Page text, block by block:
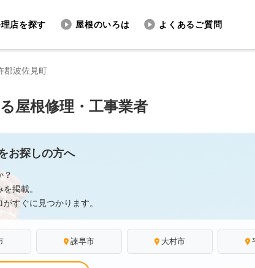
店を探す 屋根のいろは よくあるご質問
郡波佐見町
屋根修理・工事業者
お探しの方へ
？
掲載。
すぐに見つかります。
諫早市 大村市